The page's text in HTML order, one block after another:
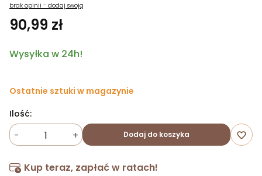
brak opinii - dodaj swoją
90,99 zł
Wysyłka w 24h!
Ostatnie sztuki w magazynie
Ilość:
- + Dodaj do koszyka favorite_border
Kup teraz, zapłać w ratach!